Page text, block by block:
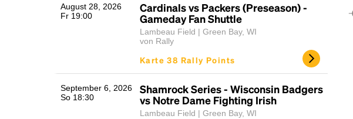
August 28, 2026
Fr 19:00
Cardinals vs Packers (Preseason) -
Gameday Fan Shuttle
Lambeau Field | Green Bay, WI
von Rally
Karte 38 Rally Points
September 6, 2026
So 18:30
Shamrock Series - Wisconsin Badgers
vs Notre Dame Fighting Irish
Lambeau Field | Green Bay, WI